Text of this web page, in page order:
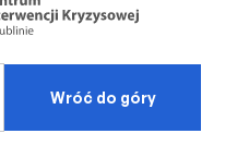
Wróć do góry